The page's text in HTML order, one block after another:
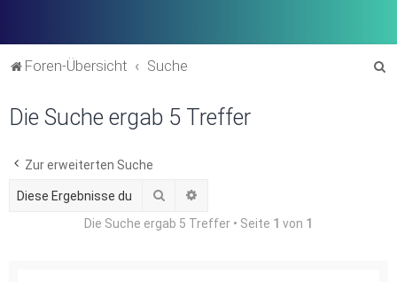
Foren-Übersicht Suche
Die Suche ergab 5 Treffer
Zur erweiterten Suche
Suche
Die Suche ergab 5 Treffer • Seite 1 von 1